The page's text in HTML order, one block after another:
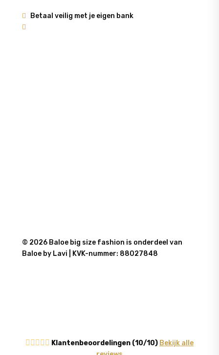

Betaal veilig met je eigen bank

© 2026 Baloe big size fashion is onderdeel van
Baloe by Lavi | KVK-nummer: 88027848
     Klantenbeoordelingen (10/10) Bekijk alle